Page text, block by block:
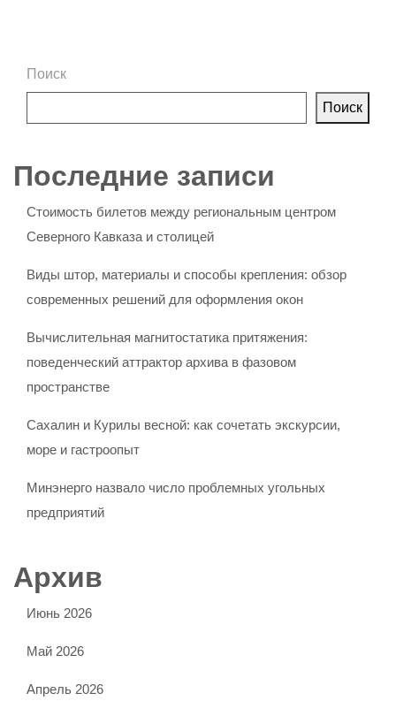
Поиск
Поиск
Последние записи
Стоимость билетов между региональным центром
Северного Кавказа и столицей
Виды штор, материалы и способы крепления: обзор
современных решений для оформления окон
Вычислительная магнитостатика притяжения:
поведенческий аттрактор архива в фазовом
пространстве
Сахалин и Курилы весной: как сочетать экскурсии,
море и гастроопыт
Минэнерго назвало число проблемных угольных
предприятий
Архив
Июнь 2026
Май 2026
Апрель 2026